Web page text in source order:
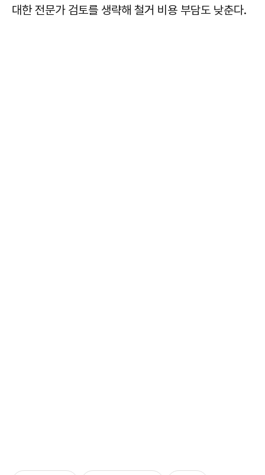
대한 전문가 검토를 생략해 철거 비용 부담도 낮춘다.